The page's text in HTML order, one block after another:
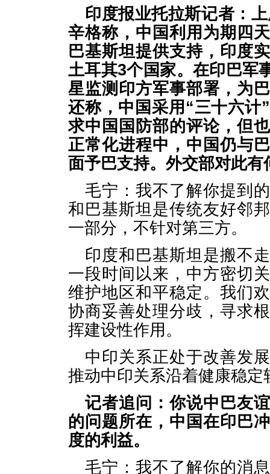
印度报业托拉斯记者：
辛格称，中国利用为期四
巴基斯坦提供支持，印度
土耳其3个国家。在印巴军
星监测印方军事部署，为
还称，中国采用“三十六计
求中国国防部的评论，但
正常化进程中，中国仍与
面予巴支持。外交部对此有
毛宁：我不了解你提到
和巴基斯坦是传统友好邻
一部分，不针对第三方。
印度和巴基斯坦是搬不
一段时间以来，中方密切
维护地区和平稳定。我们
协商妥善处理分歧，寻求
挥建设性作用。
中印关系正处于改善发
推动中印关系沿着健康稳
记者追问：你说中巴友
的问题所在，中国在印巴
度的利益。
毛宁：我不了解你的消